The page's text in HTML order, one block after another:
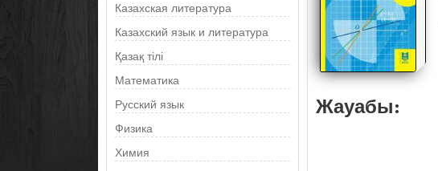
Казахская литература
Казахский язык и литература
Қазақ тілі
Математика
Русский язык
Физика
Химия
Жауабы: